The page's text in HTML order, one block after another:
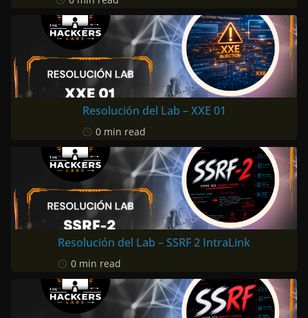
Resolución del Lab – XXE 01
0 min read
Resolución del Lab – SSRF 2 IntraLink
0 min read